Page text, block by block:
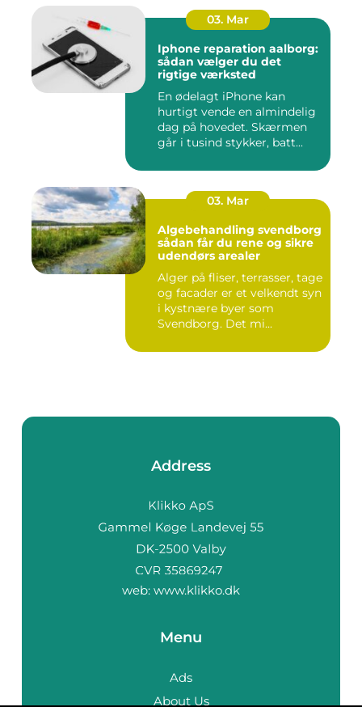
03. Mar
Iphone reparation aalborg:
sådan vælger du det
rigtige værksted
En ødelagt iPhone kan
hurtigt vende en almindelig
dag på hovedet. Skærmen
går i tusind stykker, batt...
03. Mar
Algebehandling svendborg
sådan får du rene og sikre
udendørs arealer
Alger på fliser, terrasser, tage
og facader er et velkendt syn
i kystnære byer som
Svendborg. Det mi...
Address
web: www.klikko.dk
Menu
Ads
About Us